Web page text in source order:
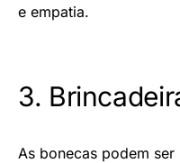
e empatia.
3.
As bonecas podem